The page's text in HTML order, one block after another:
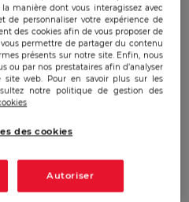
manière dont vous interagissez avec
de personnaliser votre expérience de
des cookies afin de vous proposer de
permettre de partager du contenu
présents sur notre site. Enfin, nous
ou par nos prestataires afin d’analyser
site web. Pour en savoir plus sur les
notre politique de gestion des
des cookies
Autoriser